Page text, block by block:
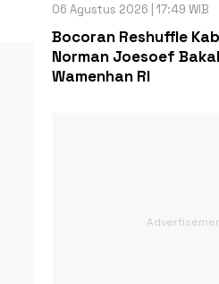
06 Agustus 2026 | 17:49 WIB
Bocoran Reshuffle
Norman Joesoef
Wamenhan RI